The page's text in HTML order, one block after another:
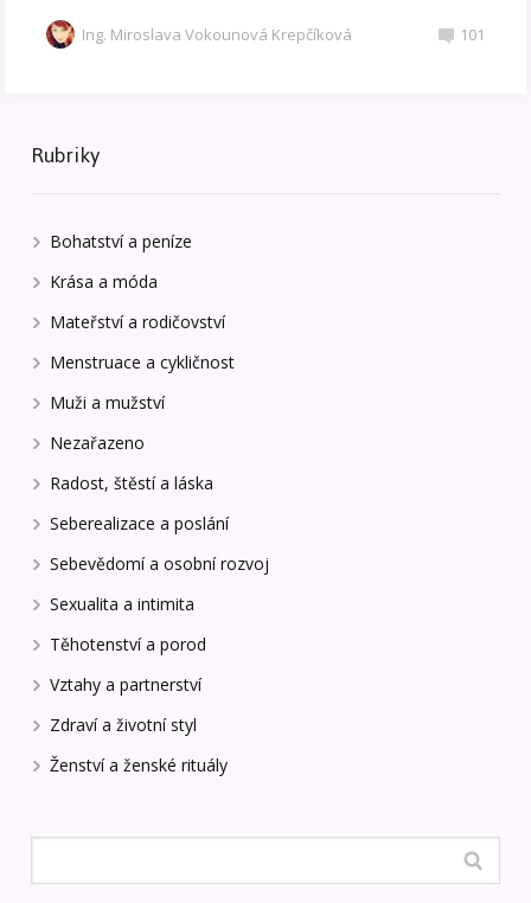
Ing. Miroslava Vokounová Krepčíková 101
Rubriky
Bohatství a peníze
Krása a móda
Mateřství a rodičovství
Menstruace a cykličnost
Muži a mužství
Nezařazeno
Radost, štěstí a láska
Seberealizace a poslání
Sebevědomí a osobní rozvoj
Sexualita a intimita
Těhotenství a porod
Vztahy a partnerství
Zdraví a životní styl
Ženství a ženské rituály